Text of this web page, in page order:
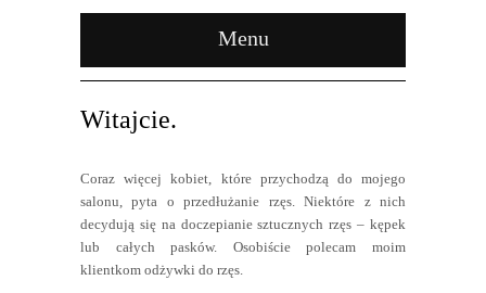
Menu
Witajcie.
Coraz więcej kobiet, które przychodzą do mojego
salonu, pyta o przedłużanie rzęs. Niektóre z nich
decydują się na doczepianie sztucznych rzęs – kępek
lub całych pasków. Osobiście polecam moim
klientkom odżywki do rzęs.